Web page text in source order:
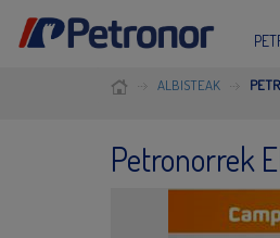
ALBISTEAK
Petronorrek